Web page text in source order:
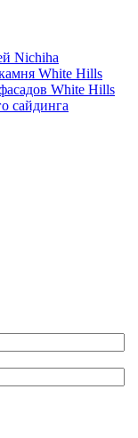
Nichiha
White Hills
White Hills
сайдинга